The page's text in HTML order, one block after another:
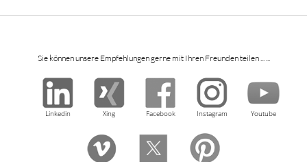
Sie können unsere Empfehlungen gerne mit Ihren Freunden teilen ... ...
Linkedin Xing Facebook Instagram Youtube